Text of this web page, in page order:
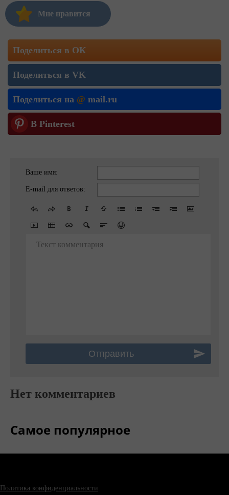
Мне нравится
Поделиться в ОК
Поделиться в VK
Поделиться на @ mail.ru
В Pinterest
Ваше имя:
E-mail для ответов:
Текст комментария
Нет комментариев
Самое популярное
Политика конфиденциальности